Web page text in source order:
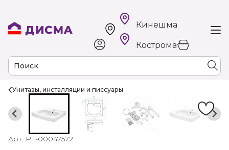
Кинешма
Кострома
Унитазы, инсталляции и писсуары
Арт. РТ-00047572